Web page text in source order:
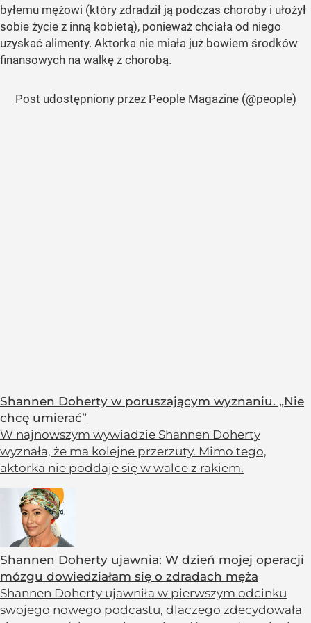
byłemu mężowi (który zdradził ją podczas choroby i ułożył
sobie życie z inną kobietą), ponieważ chciała od niego
uzyskać alimenty. Aktorka nie miała już bowiem środków
finansowych na walkę z chorobą.
Post udostępniony przez People Magazine (@people)
Shannen Doherty w poruszającym wyznaniu. „Nie
chcę umierać”
W najnowszym wywiadzie Shannen Doherty
wyznała, że ma kolejne przerzuty. Mimo tego,
aktorka nie poddaje się w walce z rakiem.
Shannen Doherty ujawnia: W dzień mojej operacji
mózgu dowiedziałam się o zdradach męża
Shannen Doherty ujawniła w pierwszym odcinku
swojego nowego podcastu, dlaczego zdecydowała